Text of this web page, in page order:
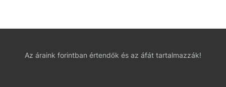
Az áraink forintban értendők és az áfát tartalmazzák!